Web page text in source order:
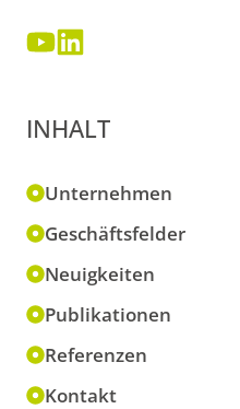
INHALT
Unternehmen
Geschäftsfelder
Neuigkeiten
Publikationen
Referenzen
Kontakt